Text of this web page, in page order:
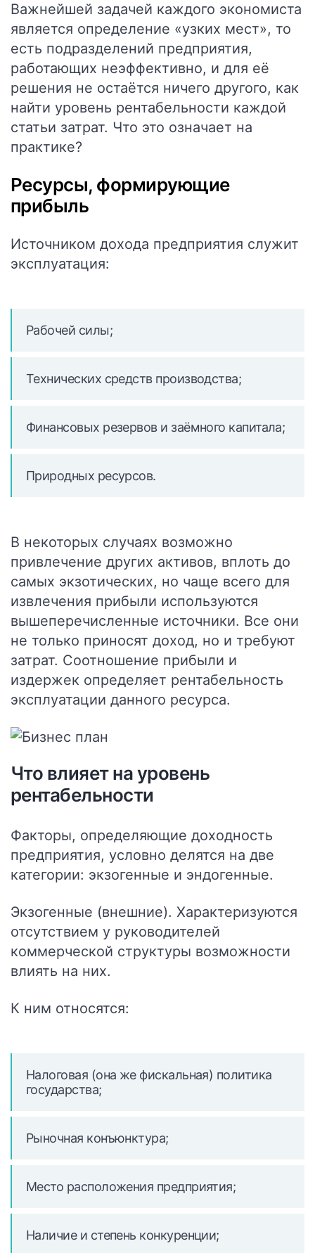
Важнейшей задачей каждого экономиста
является определение «узких мест», то
есть подразделений предприятия,
работающих неэффективно, и для её
решения не остаётся ничего другого, как
найти уровень рентабельности каждой
статьи затрат. Что это означает на
практике?
Ресурсы, формирующие
прибыль
Источником дохода предприятия служит
эксплуатация:
Рабочей силы;
Технических средств производства;
Финансовых резервов и заёмного капитала;
Природных ресурсов.
В некоторых случаях возможно
привлечение других активов, вплоть до
самых экзотических, но чаще всего для
извлечения прибыли используются
вышеперечисленные источники. Все они
не только приносят доход, но и требуют
затрат. Соотношение прибыли и
издержек определяет рентабельность
эксплуатации данного ресурса.
Что влияет на уровень
рентабельности
Факторы, определяющие доходность
предприятия, условно делятся на две
категории: экзогенные и эндогенные.
Экзогенные (внешние). Характеризуются
отсутствием у руководителей
коммерческой структуры возможности
влиять на них.
К ним относятся:
Налоговая (она же фискальная) политика
государства;
Рыночная конъюнктура;
Место расположения предприятия;
Наличие и степень конкуренции;